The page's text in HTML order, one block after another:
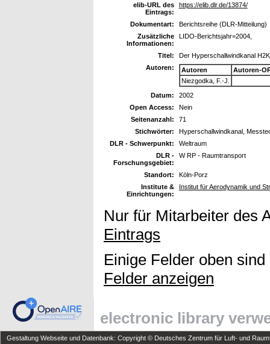
elib-URL des
Eintrags:
https://elib.dlr.de/13874/
Dokumentart:
Berichtsreihe (DLR-Mitteilung)
Zusätzliche
Informationen:
LIDO-Berichtsjahr=2004,
Titel:
Der Hyperschallwindkanal
Autoren:
Autoren
Autoren-
Niezgodka, F.-J.
Datum:
2002
Open Access:
Nein
Seitenanzahl:
71
Stichwörter:
Hyperschallwindkanal,
DLR - Schwerpunkt:
Weltraum
DLR -
Forschungsgebiet:
W RP - Raumtransport
Standort:
Köln-Porz
Institute &
Einrichtungen:
Institut für Aerodynamik und
Nur für Mitarbeiter des
Eintrags
Einige Felder oben
Felder anzeigen
electronic library
Gestaltung Webseite und Datenbank: Copyright © Deutsches Zentrum für Luft- und